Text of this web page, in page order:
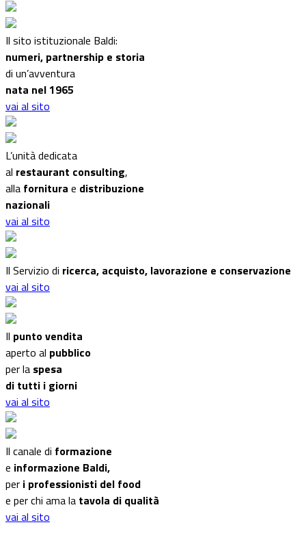
Il sito istituzionale Baldi:
numeri, partnership e storia
di un’avventura
nata nel 1965
vai al sito
L’unità dedicata
al restaurant consulting,
alla fornitura e distribuzione
nazionali
vai al sito
Il Servizio di ricerca, acquisto, lavorazione e conservazione
vai al sito
Il punto vendita
aperto al pubblico
per la spesa
di tutti i giorni
vai al sito
Il canale di formazione
e informazione Baldi,
per i professionisti del food
e per chi ama la tavola di qualità
vai al sito